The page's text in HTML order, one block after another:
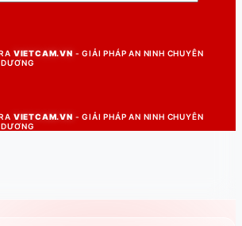
VIETCAM.VN - GIẢI PHÁP AN NINH CHUYÊN
VIETCAM.VN - GIẢI PHÁP AN NINH CHUYÊN